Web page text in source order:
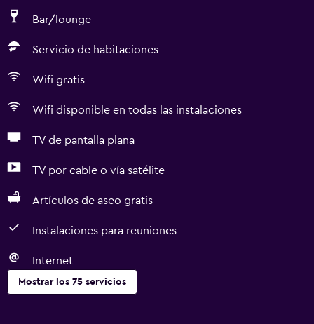
Bar/lounge
Servicio de habitaciones
Wifi gratis
Wifi disponible en todas las instalaciones
TV de pantalla plana
TV por cable o vía satélite
Artículos de aseo gratis
Instalaciones para reuniones
Internet
Mostrar los 75 servicios